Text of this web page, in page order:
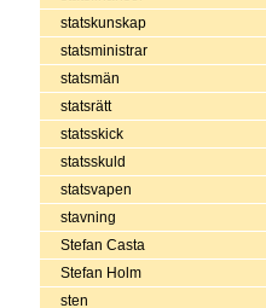
statskunskap
statsministrar
statsmän
statsrätt
statsskick
statsskuld
statsvapen
stavning
Stefan Casta
Stefan Holm
sten